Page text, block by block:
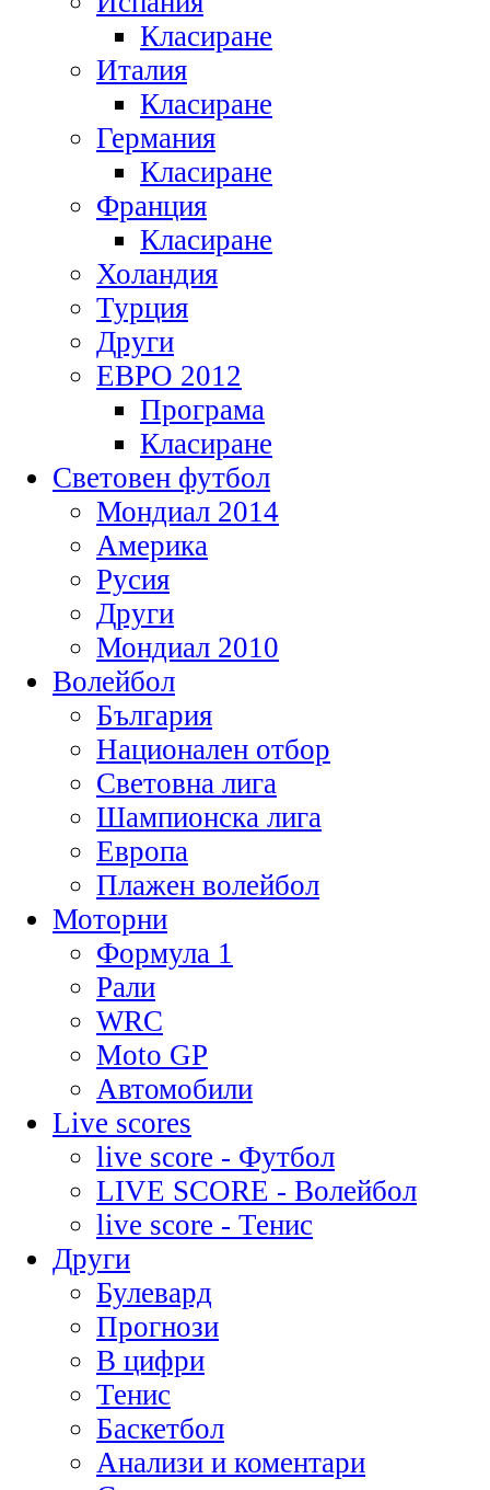
Класиране
Италия
Класиране
Германия
Класиране
Франция
Класиране
Холандия
Турция
Други
ЕВРО 2012
Програма
Класиране
Световен футбол
Мондиал 2014
Америка
Русия
Други
Мондиал 2010
Волейбол
България
Национален отбор
Световна лига
Шампионска лига
Европа
Плажен волейбол
Моторни
Формула 1
Рали
WRC
Moto GP
Автомобили
Live scores
live score - Футбол
LIVE SCORE - Волейбол
live score - Тенис
Други
Булевард
Прогнози
В цифри
Тенис
Баскетбол
Анализи и коментари